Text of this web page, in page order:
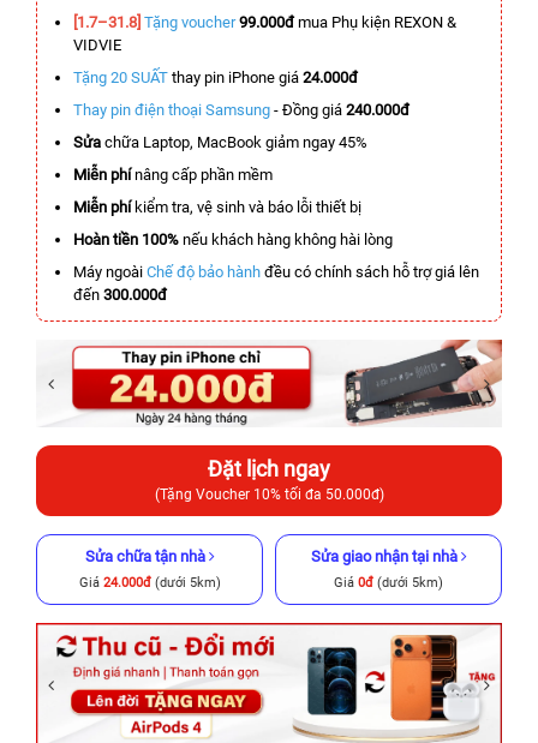
[1.7–31.8] Tặng voucher 99.000đmua Phụ kiện REXON &
VIDVIE
Tặng 20 SUẤT thay pin iPhone giá 24.000đ
Thay pin điện thoại Samsung - Đồng giá 240.000đ
Sửa chữa Laptop, MacBook giảm ngay 45%
Miễn phínâng cấp phần mềm
Miễn phíkiểm tra, vệ sinh và báo lỗi thiết bị
Hoàn tiền 100% nếu khách hàng không hài lòng
Máy ngoài Chế độ bảo hành đều có chính sách hỗ trợ giá lên
đến 300.000đ
Đặt lịch ngay
(Tặng Voucher 10% tối đa 50.000đ)
Sửa chữa tận nhà
Giá 24.000đ(dưới 5km)
Sửa giao nhận tại nhà
Giá 0đ (dưới 5km)